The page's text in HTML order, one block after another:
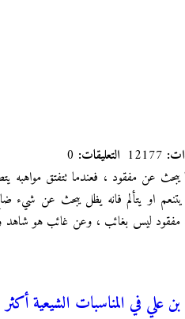
التعليقات:
يبحث عن مفقود ، فعندما تتفتق مواهبه
يتنعم او يتألم فانه يظل يبحث عن
ليس بغائب ، وعن غائب هو شاهد
بن علي في المناسبات الشيعية